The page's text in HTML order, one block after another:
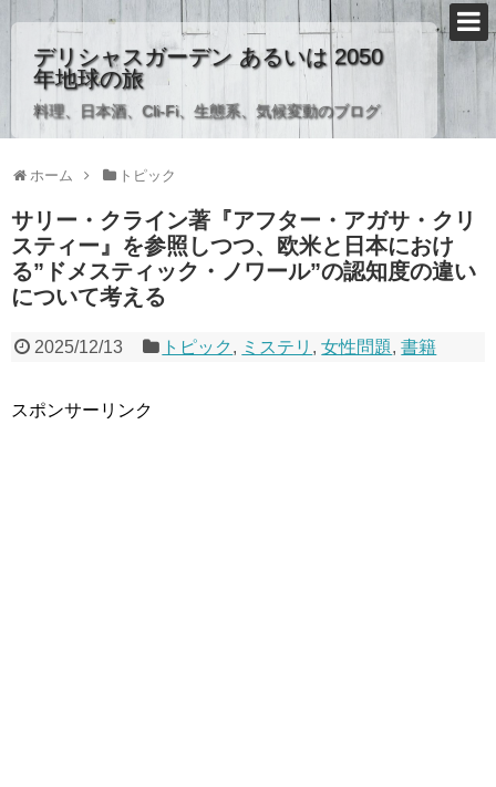
デリシャスガーデン あるいは 2050
年地球の旅
料理、日本酒、Cli-Fi、生態系、気候変動のブログ
ホーム トピック
サリー・クライン著『アフター・アガサ・クリ
スティー』を参照しつつ、欧米と日本におけ
る”ドメスティック・ノワール”の認知度の違い
について考える
2025/12/13 トピック , ミステリ ,女性問題,書籍
スポンサーリンク